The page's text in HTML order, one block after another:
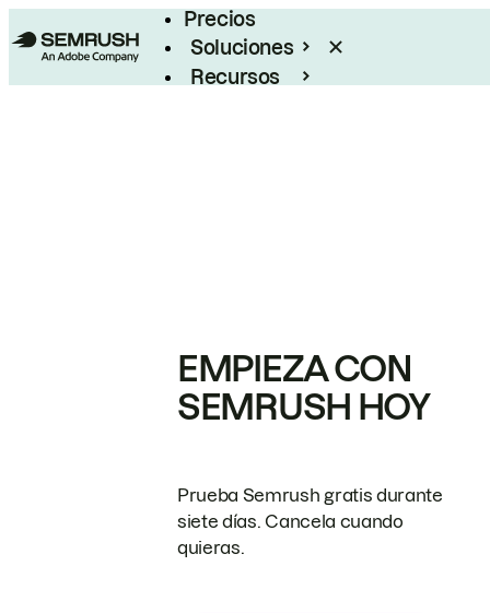
Precios
Soluciones
Recursos
EMPIEZA CON
SEMRUSH HOY
Prueba Semrush gratis durante
siete días. Cancela cuando
quieras.